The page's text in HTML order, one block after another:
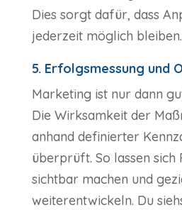
Dies sorgt dafür, dass
jederzeit möglich bleiben.
5. Erfolgsmessung und
Marketing ist nur dann
Die Wirksamkeit der
anhand definierter
überprüft. So lassen sich
sichtbar machen und
weiterentwickeln. Du